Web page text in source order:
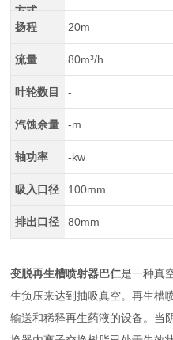
方式
扬程 20m
流量 80m³/h
叶轮数目 -
汽蚀余量 -m
轴功率 -kw
吸入口径 100mm
排出口径 80mm
变脱再生槽喷射器巴仁是一种真
生负压来达到抽吸真空。再生槽
输送和稀释再生药液的设备。当